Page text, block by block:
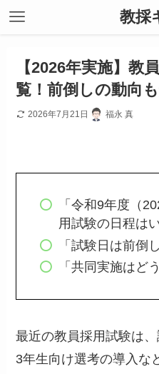
教採
【2026年実施】教
覧！前倒しの動向
2026年7月21日 福永 真
「令和9年度（
用試験の日程は
「試験日は前倒
「共同実施はど
最近の教員採用試験は
3年生向け選考の導入な